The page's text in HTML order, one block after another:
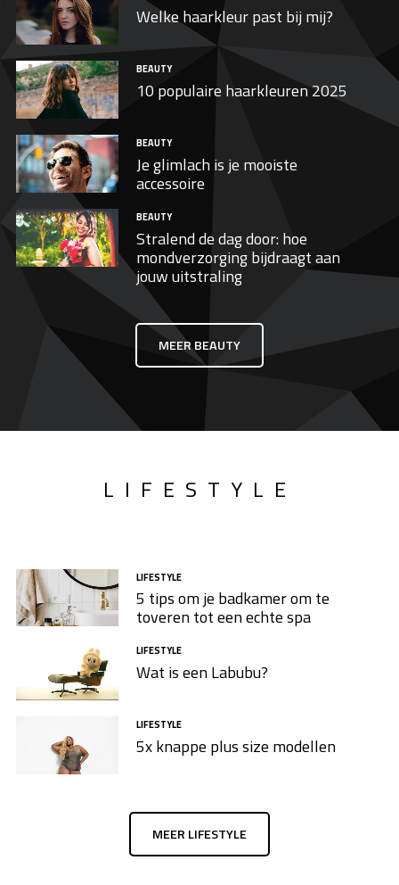
Welke haarkleur past bij mij?
BEAUTY
10 populaire haarkleuren 2025
BEAUTY
Je glimlach is je mooiste
accessoire
BEAUTY
Stralend de dag door: hoe
mondverzorging bijdraagt aan
jouw uitstraling
MEER BEAUTY
LIFESTYLE
LIFESTYLE
5 tips om je badkamer om te
toveren tot een echte spa
LIFESTYLE
Wat is een Labubu?
LIFESTYLE
5x knappe plus size modellen​
MEER LIFESTYLE